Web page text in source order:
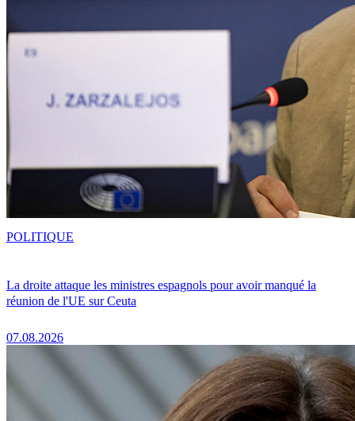
La droite attaque les ministres espagnols pour avoir manqué la
réunion de l'UE sur Ceuta
07.08.2026
POLITIQUE